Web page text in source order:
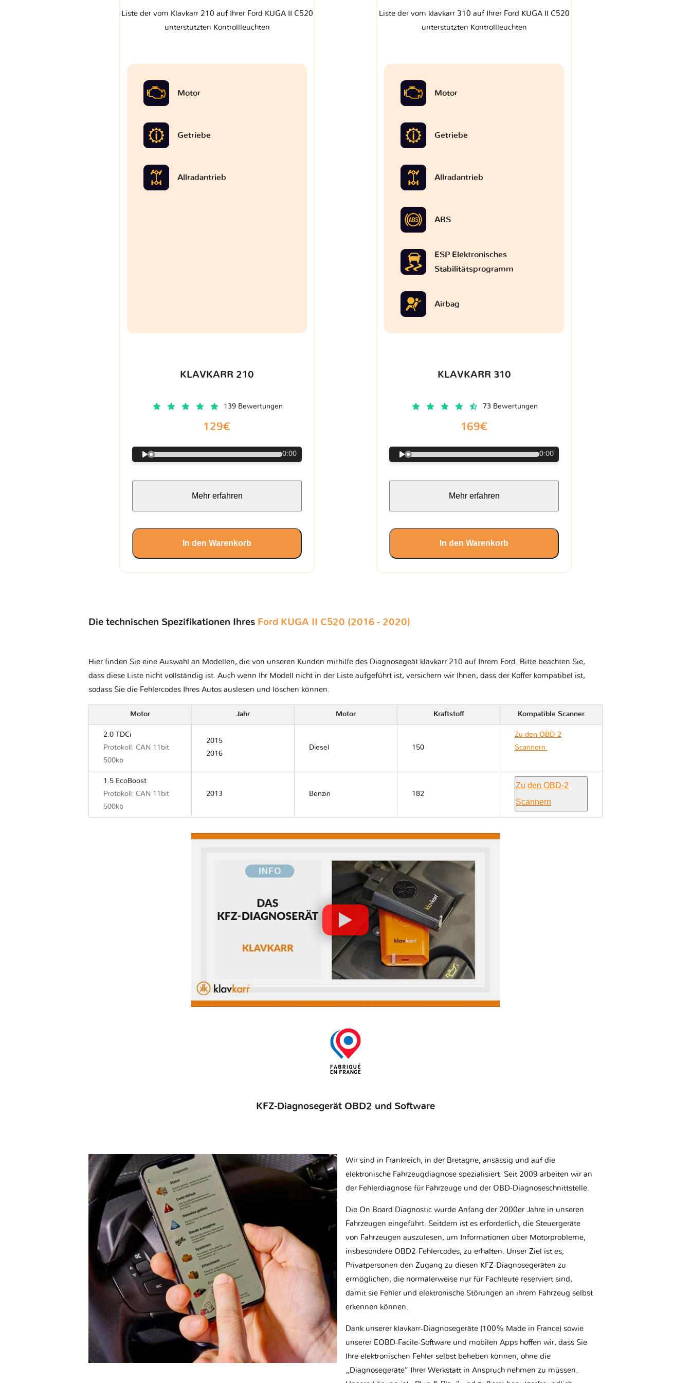
Liste der vom Klavkarr 210 auf Ihrer Ford KUGA II C520
unterstützten Kontrollleuchten
Motor
Getriebe
Allradantrieb
KLAVKARR 210
139 Bewertungen
129€
0:00
Mehr erfahren
In den Warenkorb
Liste der vom klavkarr 310 auf Ihrer Ford KUGA II C520
unterstützten Kontrollleuchten
Motor
Getriebe
Allradantrieb
ABS
ESP Elektronisches
Stabilitätsprogramm
Airbag
KLAVKARR 310
73 Bewertungen
169€
0:00
Mehr erfahren
In den Warenkorb
Die technischen Spezifikationen Ihres Ford KUGA II C520 (2016 - 2020)
Hier finden Sie eine Auswahl an Modellen, die von unseren Kunden mithilfe des Diagnosegeät klavkarr 210 auf Ihrem Ford. Bitte beachten Sie,
dass diese Liste nicht vollständig ist. Auch wenn Ihr Modell nicht in der Liste aufgeführt ist, versichern wir Ihnen, dass der Koffer kompatibel ist,
sodass Sie die Fehlercodes Ihres Autos auslesen und löschen können.
Motor Jahr Motor Kraftstoff Kompatible Scanner
2.0 TDCi
Protokoll: CAN 11bit
500kb
2015
2016
Diesel 150
Zu den OBD-2
Scannern
1.5 EcoBoost
Protokoll: CAN 11bit
500kb
2013 Benzin 182
Zu den OBD-2
Scannern
KFZ-Diagnosegerät OBD2 und Software
Wir sind in Frankreich, in der Bretagne, ansässig und auf die
elektronische Fahrzeugdiagnose spezialisiert. Seit 2009 arbeiten wir an
der Fehlerdiagnose für Fahrzeuge und der OBD-Diagnoseschnittstelle.
Die On Board Diagnostic wurde Anfang der 2000er Jahre in unseren
Fahrzeugen eingeführt. Seitdem ist es erforderlich, die Steuergeräte
von Fahrzeugen auszulesen, um Informationen über Motorprobleme,
insbesondere OBD2-Fehlercodes, zu erhalten. Unser Ziel ist es,
Privatpersonen den Zugang zu diesen KFZ-Diagnosegeräten zu
ermöglichen, die normalerweise nur für Fachleute reserviert sind,
damit sie Fehler und elektronische Störungen an ihrem Fahrzeug selbst
erkennen können.
Dank unserer klavkarr-Diagnosegeräte (100% Made in France) sowie
unserer EOBD-Facile-Software und mobilen Apps hoffen wir, dass Sie
Ihre elektronischen Fehler selbst beheben können, ohne die
„Diagnosegeräte“ Ihrer Werkstatt in Anspruch nehmen zu müssen.